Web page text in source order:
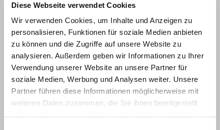
Diese Webseite verwendet Cookies
Wir verwenden Cookies, um Inhalte und Anzeigen zu
personalisieren, Funktionen für soziale Medien anbieten
zu können und die Zugriffe auf unsere Website zu
analysieren. Außerdem geben wir Informationen zu Ihrer
Verwendung unserer Website an unsere Partner für
soziale Medien, Werbung und Analysen weiter. Unsere
Partner führen diese Informationen möglicherweise mit
weiteren Daten zusammen, die Sie ihnen bereitgestellt
Änderung Flächennutzungsplan mittels
Deckblatt Nr. 6 „Gießhübl,
Weihmannsried und Kalvarienberg“
220114 F-Plan Gotteszell DB 6_Beschluss[...]
PDF-Dokument [890.9 KB]
220114_F-Plan Gotteszell DB 6_ Beschluss[...]
PDF-Dokument [942.9 KB]